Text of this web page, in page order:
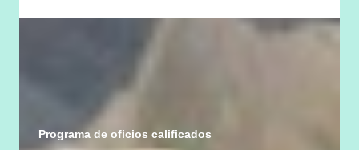
Programa de oficios calificados